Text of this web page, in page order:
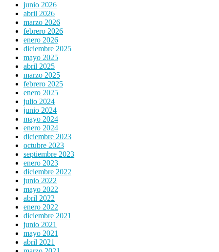
junio 2026
abril 2026
marzo 2026
febrero 2026
enero 2026
diciembre 2025
mayo 2025
abril 2025
marzo 2025
febrero 2025
enero 2025
julio 2024
junio 2024
mayo 2024
enero 2024
diciembre 2023
octubre 2023
septiembre 2023
enero 2023
diciembre 2022
junio 2022
mayo 2022
abril 2022
enero 2022
diciembre 2021
junio 2021
mayo 2021
abril 2021